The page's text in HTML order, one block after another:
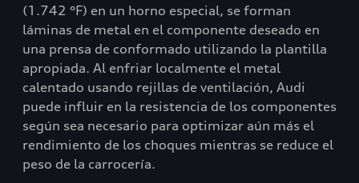
(1.742 °F) en un horno especial, se forman
láminas de metal en el componente deseado en
una prensa de conformado utilizando la plantilla
apropiada. Al enfriar localmente el metal
calentado usando rejillas de ventilación, Audi
puede influir en la resistencia de los componentes
según sea necesario para optimizar aún más el
rendimiento de los choques mientras se reduce el
peso de la carrocería.